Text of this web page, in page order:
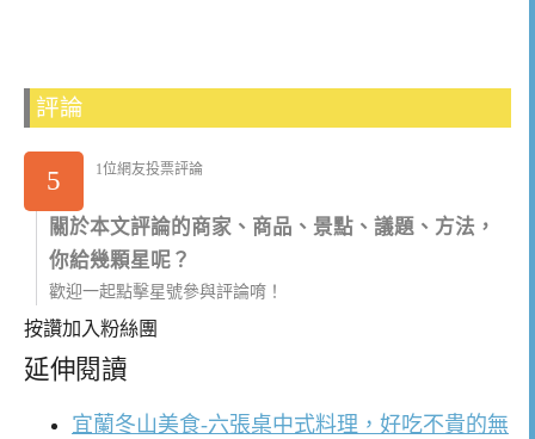
評論
5 1位網友投票評論
關於本文評論的商家、商品、景點、議題、方法，
你給幾顆星呢？
歡迎一起點擊星號參與評論唷！
按讚加入粉絲團
延伸閱讀
宜蘭冬山美食-六張桌中式料理，好吃不貴的無